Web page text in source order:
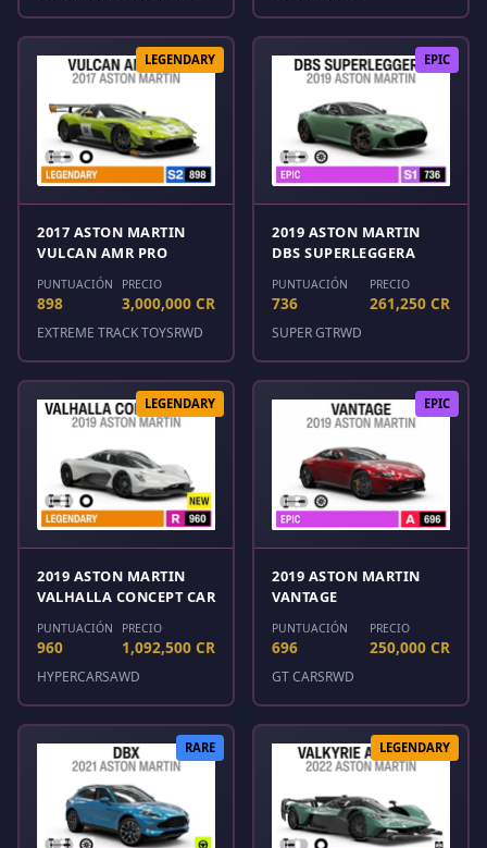
LEGENDARY
2017 ASTON MARTIN
VULCAN AMR PRO
PUNTUACIÓN
898
PRECIO
3,000,000 CR
EXTREME TRACK TOYSRWD
EPIC
2019 ASTON MARTIN
DBS SUPERLEGGERA
PUNTUACIÓN
736
PRECIO
261,250 CR
SUPER GTRWD
LEGENDARY
2019 ASTON MARTIN
VALHALLA CONCEPT CAR
PUNTUACIÓN
960
PRECIO
1,092,500 CR
HYPERCARSAWD
EPIC
2019 ASTON MARTIN
VANTAGE
PUNTUACIÓN
696
PRECIO
250,000 CR
GT CARSRWD
RARE LEGENDARY